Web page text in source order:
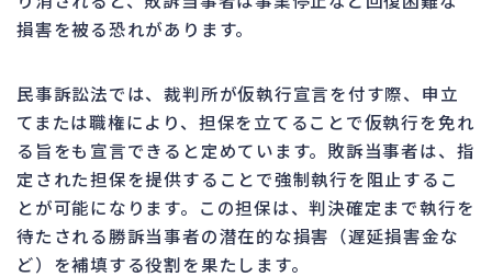
損害を被る恐れがあります。
民事訴訟法では、裁判所が仮執行宣言を付す際、申立
てまたは職権により、担保を立てることで仮執行を免れ
る旨をも宣言できると定めています。敗訴当事者は、指
定された担保を提供することで強制執行を阻止するこ
とが可能になります。この担保は、判決確定まで執行を
待たされる勝訴当事者の潜在的な損害（遅延損害金な
ど）を補填する役割を果たします。